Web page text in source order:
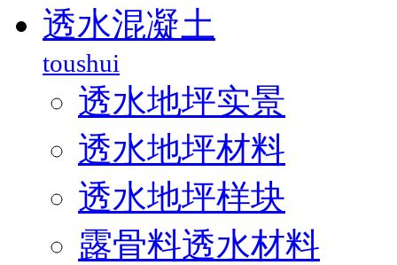
透水混凝土
toushui
透水地坪实景
透水地坪材料
透水地坪样块
露骨料透水材料